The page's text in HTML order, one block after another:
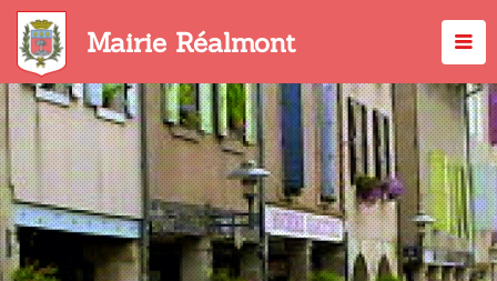
Aller
contenu
principal
Mairie Réalmont